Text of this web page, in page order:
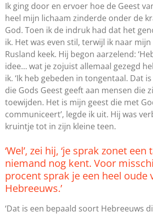
Ik ging door en ervoer hoe de Geest
heel mijn lichaam zinderde onder de
God. Toen ik de indruk had dat het
ik. Het was even stil, terwijl ik naar
Rusland keek. Hij begon aarzelend:
idee… wat je zojuist allemaal gezegd
ik. ‘Ik heb gebeden in tongentaal. Dat
die Gods Geest geeft aan mensen die
toewijden. Het is mijn geest die met
communiceert’, legde ik uit. Hij was
kruintje tot in zijn kleine teen.
‘Wel’, zei hij, ‘je sprak zonet
niemand nog kent. Voor
procent sprak je een heel oude
Hebreeuws.’
‘Dat is een bepaald soort Hebreeuws